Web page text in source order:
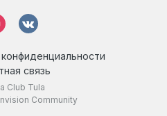
связь
Club Tula
Community